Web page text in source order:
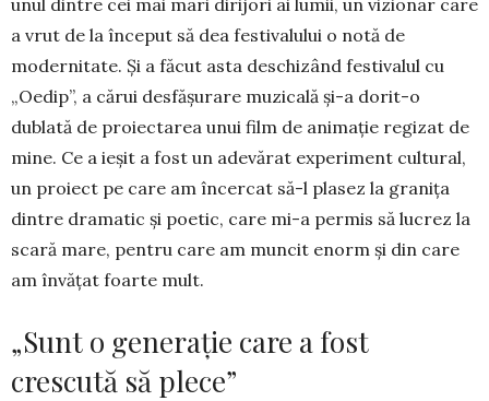
a vrut de la început să dea festiva­lu­lui o notă de
modernitate. Și a făcut asta deschi­zând festivalul cu
„Oedip”, a cărui desfășurare mu­zi­cală și-a dorit-o
dublată de proiectarea unui film de animație regizat de
mine. Ce a ieșit a fost un ade­vărat experiment cultural,
un proiect pe care am în­cercat să-l plasez la granița
dintre dramatic și poetic, care mi-a permis să lucrez la
scară mare, pentru care am muncit enorm și din care
am învățat foarte mult.
„Sunt o generație care a fost
crescută să plece”